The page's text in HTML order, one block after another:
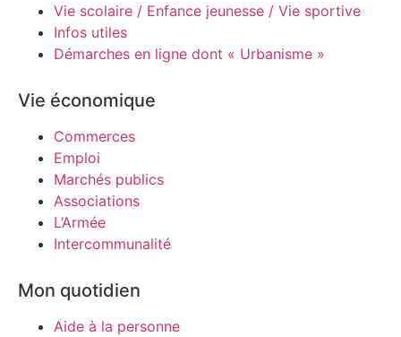
Vie scolaire / Enfance jeunesse / Vie sportive
Infos utiles
Démarches en ligne dont « Urbanisme »
Vie économique
Commerces
Emploi
Marchés publics
Associations
L’Armée
Intercommunalité
Mon quotidien
Aide à la personne